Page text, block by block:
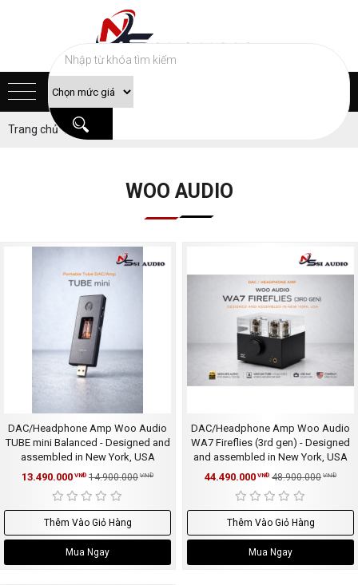
Trang chủ Sản phẩm
WOO AUDIO
DAC/Headphone Amp Woo Audio
TUBE mini Balanced - Designed and
assembled in New York, USA
13.490.000 VNĐ 14.900.000 VNĐ
Thêm Vào Giỏ Hàng
Mua Ngay
DAC/Headphone Amp Woo Audio
WA7 Fireflies (3rd gen) - Designed
and assembled in New York, USA
44.490.000 VNĐ 48.900.000 VNĐ
Thêm Vào Giỏ Hàng
Mua Ngay